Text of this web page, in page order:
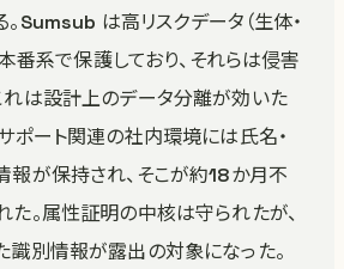
。Sumsub は高リスクデータ（生体・
番系で保護しており、それらは侵害
は設計上のデータ分離が効いた
ポート関連の社内環境には氏名・
報が保持され、そこが約18か月不
た。属性証明の中核は守られたが、
識別情報が露出の対象になった。